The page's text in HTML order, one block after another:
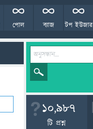
টপ ইউজার
ব্যাজ
পোল
10,987
টি প্রশ্ন